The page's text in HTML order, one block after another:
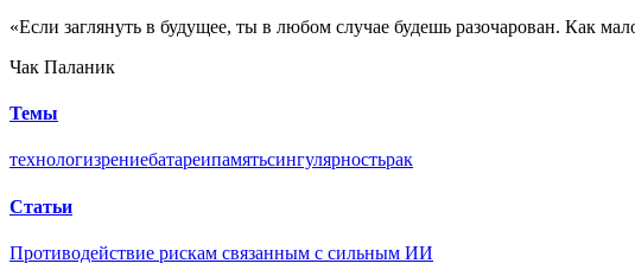
«Если заглянуть в будущее, ты в любом случае будешь разочарован. Как
Чак Паланик
Темы
технологизрениебатареипамятьсингулярностьрак
Статьи
Противодействие рискам связанным с сильным ИИ